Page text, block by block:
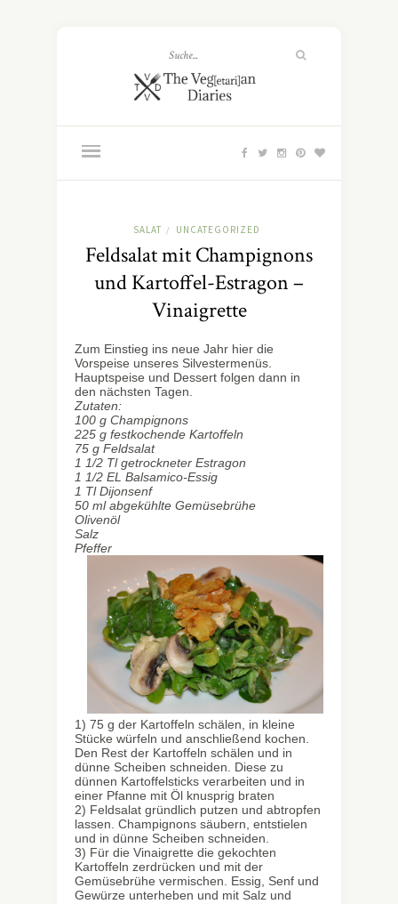
SALAT / UNCATEGORIZED
Feldsalat mit Champignons
und Kartoffel-Estragon –
Vinaigrette
Zum Einstieg ins neue Jahr hier die
Vorspeise unseres Silvestermenüs.
Hauptspeise und Dessert folgen dann in
den nächsten Tagen.
Zutaten:
100 g Champignons
225 g festkochende Kartoffeln
75 g Feldsalat
1 1/2 Tl getrockneter Estragon
1 1/2 EL Balsamico-Essig
1 Tl Dijonsenf
50 ml abgekühlte Gemüsebrühe
Olivenöl
Salz
Pfeffer
1) 75 g der Kartoffeln schälen, in kleine
Stücke würfeln und anschließend kochen.
Den Rest der Kartoffeln schälen und in
dünne Scheiben schneiden. Diese zu
dünnen Kartoffelsticks verarbeiten und in
einer Pfanne mit Öl knusprig braten
2) Feldsalat gründlich putzen und abtropfen
lassen. Champignons säubern, entstielen
und in dünne Scheiben schneiden.
3) Für die Vinaigrette die gekochten
Kartoffeln zerdrücken und mit der
Gemüsebrühe vermischen. Essig, Senf und
Gewürze unterheben und mit Salz und